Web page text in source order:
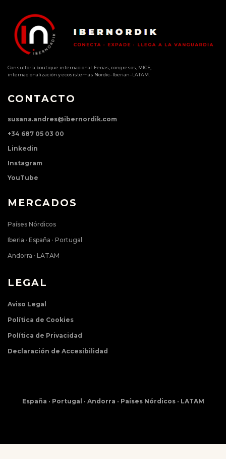
Consultoría boutique internacional. Ferias, congresos, MICE,
internacionalización y ecosistemas Nordic–Iberian–LATAM.
CONTACTO
susana.andres@ibernordik.com
+34 687 05 03 00
Linkedin
Instagram
YouTube
MERCADOS
Países Nórdicos
Iberia · España · Portugal
Andorra · LATAM
LEGAL
Aviso Legal
Política de Cookies
Política de Privacidad
Declaración de Accesibilidad
España · Portugal · Andorra · Países Nórdicos · LATAM